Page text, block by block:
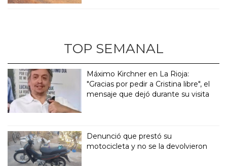
TOP SEMANAL
Máximo Kirchner en La Rioja:
"Gracias por pedir a Cristina libre", el
mensaje que dejó durante su visita
Denunció que prestó su
motocicleta y no se la devolvieron